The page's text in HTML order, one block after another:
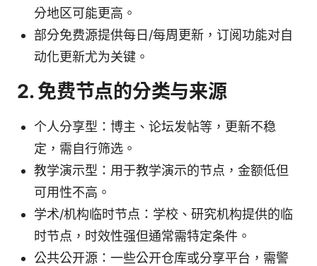
分地区可能更高。
部分免费源提供每日/每周更新，订阅功能对自
动化更新尤为关键。
2. 免费节点的分类与来源
个人分享型：博主、论坛发帖等，更新不稳
定，需自行筛选。
教学演示型：用于教学演示的节点，金额低但
可用性不高。
学术/机构临时节点：学校、研究机构提供的临
时节点，时效性强但通常需特定条件。
公共公开源：一些公开仓库或分享平台，需警